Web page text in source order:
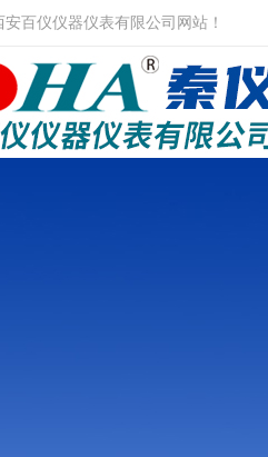
百仪仪器仪表有限公司网站！